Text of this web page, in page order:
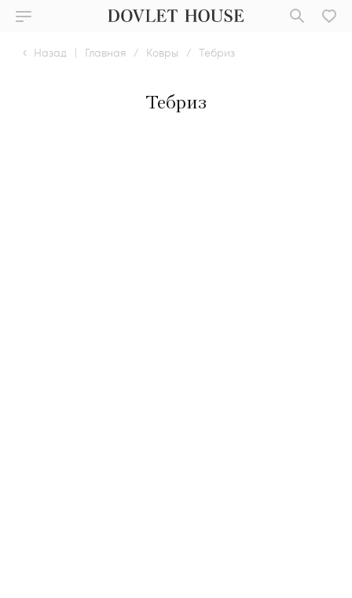
Назад | Главная / Ковры / Тебриз
Тебриз